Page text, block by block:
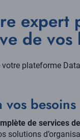
expert
de
plateforme
besoins
de services
solutions